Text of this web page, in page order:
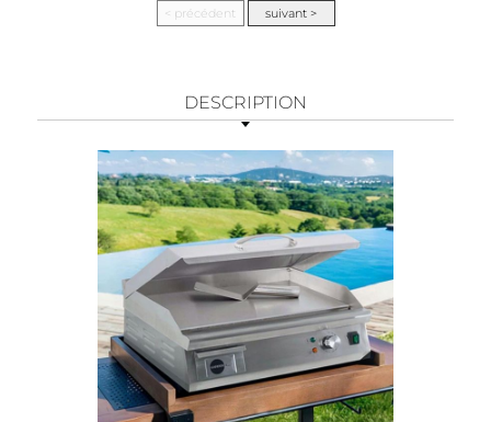
DESCRIPTION